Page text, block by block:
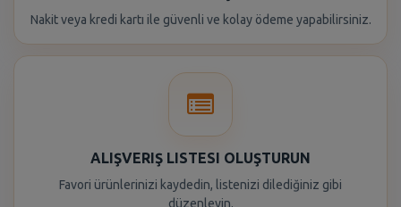
Nakit veya kredi kartı ile güvenli ve kolay ödeme yapabilirsiniz.
ALIŞVERIŞ LISTESI OLUŞTURUN
Favori ürünlerinizi kaydedin, listenizi dilediğiniz gibi
düzenleyin.